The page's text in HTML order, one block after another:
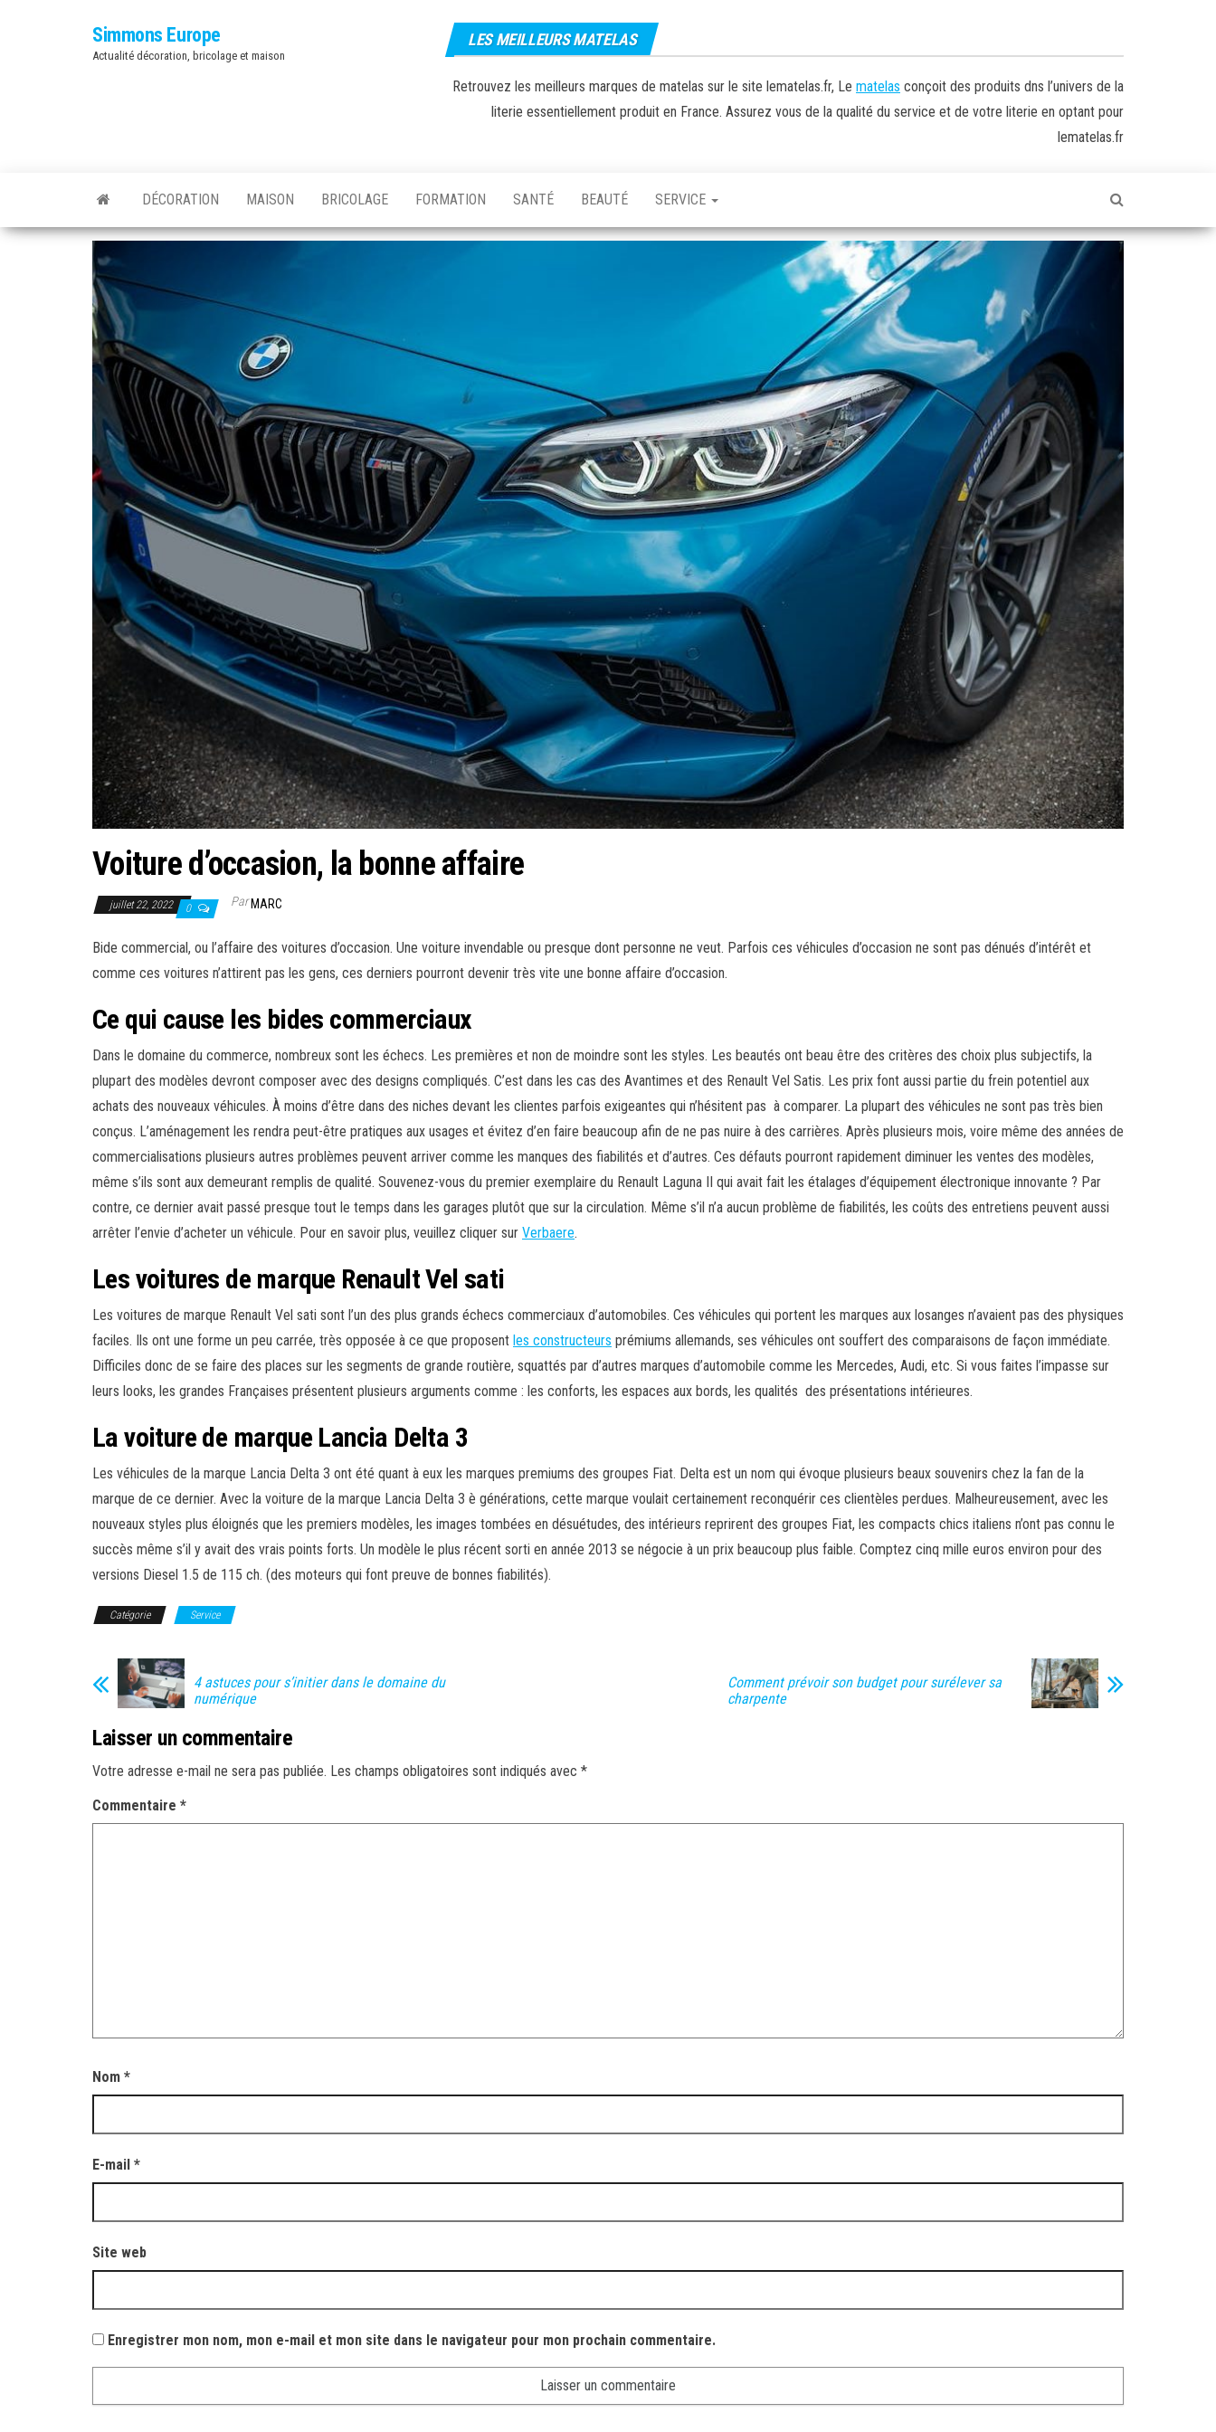
Simmons Europe
Actualité décoration, bricolage et maison
LES MEILLEURS MATELAS
Retrouvez les meilleurs marques de matelas sur le site lematelas.fr, Le matelas conçoit des produits dns l’univers de la
literie essentiellement produit en France. Assurez vous de la qualité du service et de votre literie en optant pour
lematelas.fr
DÉCORATION MAISON BRICOLAGE FORMATION SANTÉ BEAUTÉ SERVICE
Voiture d’occasion, la bonne affaire
juillet 22, 2022 0 ParMARC
Bide commercial, ou l’affaire des voitures d’occasion. Une voiture invendable ou presque dont personne ne veut. Parfois ces véhicules d’occasion ne sont pas dénués d’intérêt et
comme ces voitures n’attirent pas les gens, ces derniers pourront devenir très vite une bonne affaire d’occasion.
Ce qui cause les bides commerciaux
Dans le domaine du commerce, nombreux sont les échecs. Les premières et non de moindre sont les styles. Les beautés ont beau être des critères des choix plus subjectifs, la
plupart des modèles devront composer avec des designs compliqués. C’est dans les cas des Avantimes et des Renault Vel Satis. Les prix font aussi partie du frein potentiel aux
achats des nouveaux véhicules. À moins d’être dans des niches devant les clientes parfois exigeantes qui n’hésitent pas à comparer. La plupart des véhicules ne sont pas très bien
conçus. L’aménagement les rendra peut-être pratiques aux usages et évitez d’en faire beaucoup afin de ne pas nuire à des carrières. Après plusieurs mois, voire même des années de
commercialisations plusieurs autres problèmes peuvent arriver comme les manques des fiabilités et d’autres. Ces défauts pourront rapidement diminuer les ventes des modèles,
même s’ils sont aux demeurant remplis de qualité. Souvenez-vous du premier exemplaire du Renault Laguna II qui avait fait les étalages d’équipement électronique innovante ? Par
contre, ce dernier avait passé presque tout le temps dans les garages plutôt que sur la circulation. Même s’il n’a aucun problème de fiabilités, les coûts des entretiens peuvent aussi
arrêter l’envie d’acheter un véhicule. Pour en savoir plus, veuillez cliquer sur Verbaere.
Les voitures de marque Renault Vel sati
Les voitures de marque Renault Vel sati sont l’un des plus grands échecs commerciaux d’automobiles. Ces véhicules qui portent les marques aux losanges n’avaient pas des physiques
faciles. Ils ont une forme un peu carrée, très opposée à ce que proposent les constructeurs prémiums allemands, ses véhicules ont souffert des comparaisons de façon immédiate.
Difficiles donc de se faire des places sur les segments de grande routière, squattés par d’autres marques d’automobile comme les Mercedes, Audi, etc. Si vous faites l’impasse sur
leurs looks, les grandes Françaises présentent plusieurs arguments comme : les conforts, les espaces aux bords, les qualités des présentations intérieures.
La voiture de marque Lancia Delta 3
Les véhicules de la marque Lancia Delta 3 ont été quant à eux les marques premiums des groupes Fiat. Delta est un nom qui évoque plusieurs beaux souvenirs chez la fan de la
marque de ce dernier. Avec la voiture de la marque Lancia Delta 3 è générations, cette marque voulait certainement reconquérir ces clientèles perdues. Malheureusement, avec les
nouveaux styles plus éloignés que les premiers modèles, les images tombées en désuétudes, des intérieurs reprirent des groupes Fiat, les compacts chics italiens n’ont pas connu le
succès même s’il y avait des vrais points forts. Un modèle le plus récent sorti en année 2013 se négocie à un prix beaucoup plus faible. Comptez cinq mille euros environ pour des
versions Diesel 1.5 de 115 ch. (des moteurs qui font preuve de bonnes fiabilités).
Catégorie Service
4 astuces pour s’initier dans le domaine du
numérique
Comment prévoir son budget pour surélever sa
charpente
Laisser un commentaire
Votre adresse e-mail ne sera pas publiée. Les champs obligatoires sont indiqués avec *
Commentaire *
Nom *
E-mail *
Site web
Enregistrer mon nom, mon e-mail et mon site dans le navigateur pour mon prochain commentaire.